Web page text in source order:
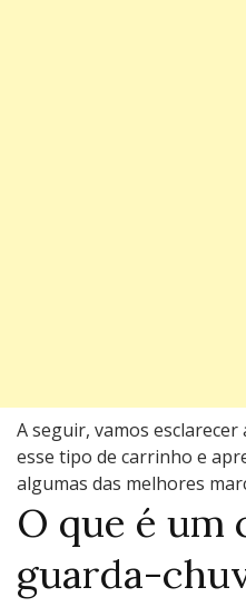
A seguir, vamos
esse tipo de carrinho e
algumas das melhores
O que é um
guarda-